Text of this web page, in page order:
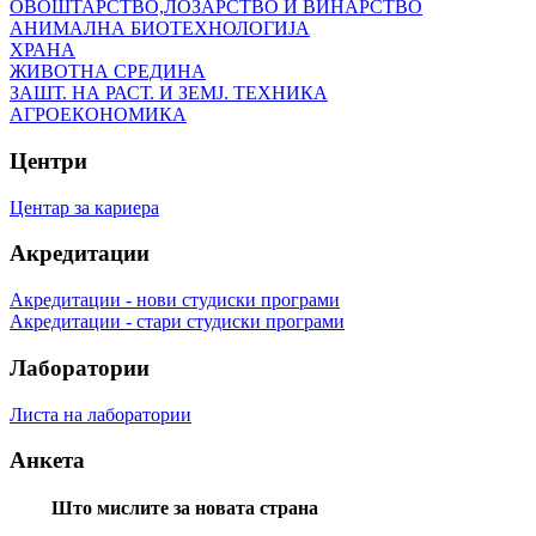
ОВОШТАРСТВО,ЛОЗАРСТВО И ВИНАРСТВО
АНИМАЛНА БИОТЕХНОЛОГИЈА
ХРАНА
ЖИВОТНА СРЕДИНА
ЗАШТ. НА РАСТ. И ЗЕМЈ. ТЕХНИКА
АГРОЕКОНОМИКА
Центри
Центар за кариера
Акредитации
Акредитации - нови студиски програми
Акредитации - стари студиски програми
Лаборатории
Листа на лаборатории
Анкета
Што мислите за новата страна